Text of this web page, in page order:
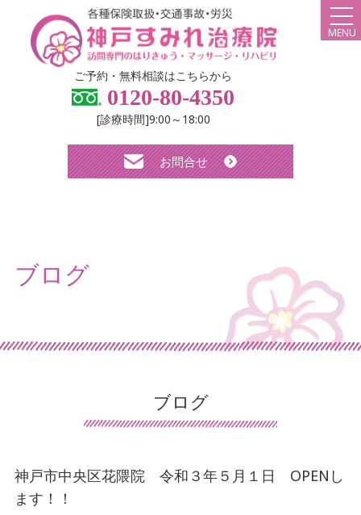
ご予約・無料相談はこちらから
0120-80-4350
[診療時間]9:00～18:00
お問合せ
MENU
弊社について
スタッフ紹介
診療メニュー・料金
求人について
ブログ
交通事故治療
ブログ
ブログ
神戸市中央区花隈院 令和３年５月１日 OPENし
ます！！